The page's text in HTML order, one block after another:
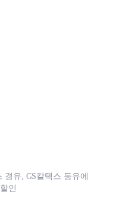
경유, GS칼텍스 등유에
인